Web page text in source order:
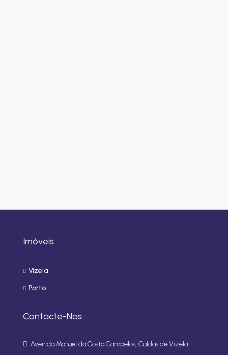
Imóveis
Vizela
Porto
Contacte-Nos
Avenida Manuel da Costa Campelos, Caldas de Vizela